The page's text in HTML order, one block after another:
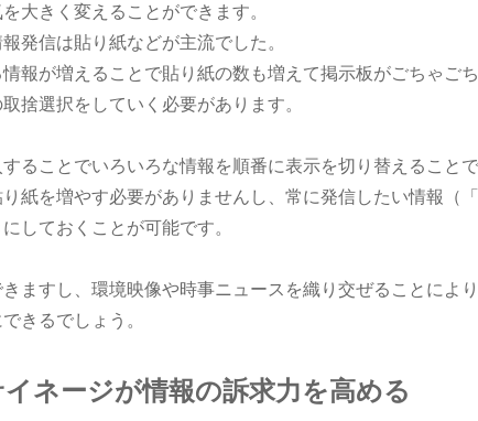
大きく変えることができます。
発信は貼り紙などが主流でした。
報が増えることで貼り紙の数も増えて掲示板がごちゃご
捨選択をしていく必要があります。
ることでいろいろな情報を順番に表示を切り替えること
紙を増やす必要がありませんし、常に発信したい情報（
しておくことが可能です。
ますし、環境映像や時事ニュースを織り交ぜることによ
きるでしょう。
イネージが情報の訴求力を高める